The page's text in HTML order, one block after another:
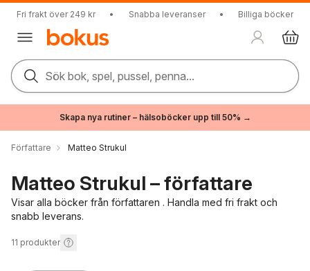
Fri frakt över 249 kr • Snabba leveranser • Billiga böcker
Sök bok, spel, pussel, penna...
Skapa nya rutiner – hälsoböcker upp till 50% →
Författare Matteo Strukul
Matteo Strukul – författare
Visar alla böcker från författaren . Handla med fri frakt och
snabb leverans.
11 produkter